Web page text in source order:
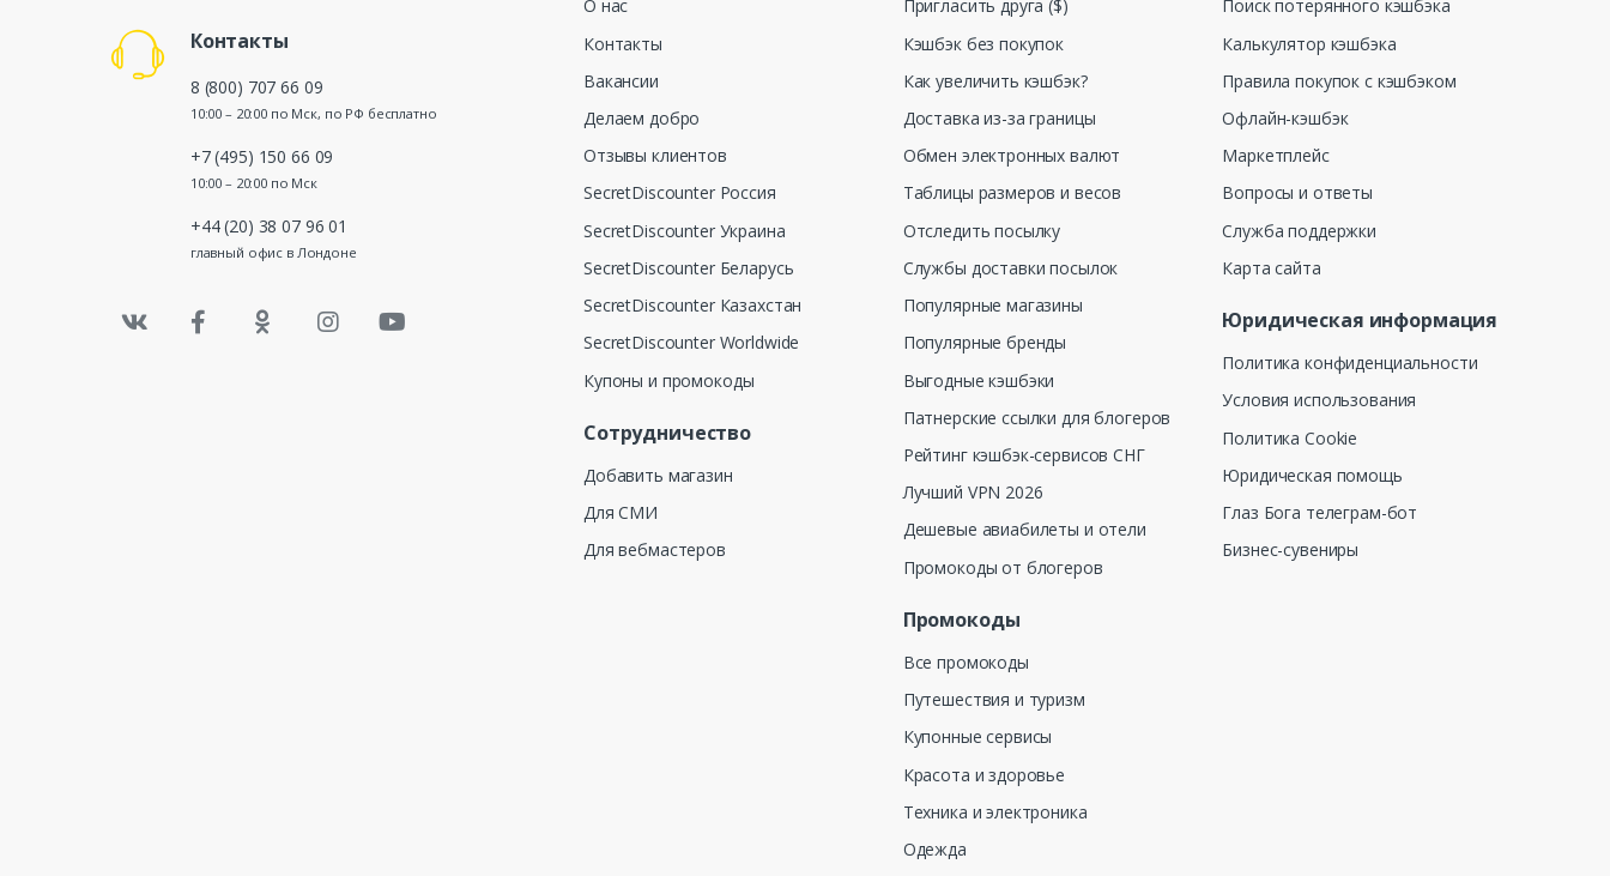
Контакты
8 (800) 707 66 09
10:00 – 20:00 по Мск, по РФ бесплатно
+7 (495) 150 66 09
10:00 – 20:00 по Мск
+44 (20) 38 07 96 01
главный офис в Лондоне
О нас
Контакты
Вакансии
Делаем добро
Отзывы клиентов
SecretDiscounter Россия
SecretDiscounter Украина
SecretDiscounter Беларусь
SecretDiscounter Казахстан
SecretDiscounter Worldwide
Купоны и промокоды
Сотрудничество
Добавить магазин
Для СМИ
Для вебмастеров
Пригласить друга ($)
Кэшбэк без покупок
Как увеличить кэшбэк?
Доставка из-за границы
Обмен электронных валют
Таблицы размеров и весов
Отследить посылку
Службы доставки посылок
Популярные магазины
Популярные бренды
Выгодные кэшбэки
Патнерские ссылки для блогеров
Рейтинг кэшбэк-сервисов СНГ
Лучший VPN 2026
Дешевые авиабилеты и отели
Промокоды от блогеров
Промокоды
Все промокоды
Путешествия и туризм
Купонные сервисы
Красота и здоровье
Техника и электроника
Одежда
Поиск потерянного кэшбэка
Калькулятор кэшбэка
Правила покупок с кэшбэком
Офлайн-кэшбэк
Маркетплейс
Вопросы и ответы
Служба поддержки
Карта сайта
Юридическая информация
Политика конфиденциальности
Условия использования
Политика Cookie
Юридическая помощь
Глаз Бога телеграм-бот
Бизнес-сувениры